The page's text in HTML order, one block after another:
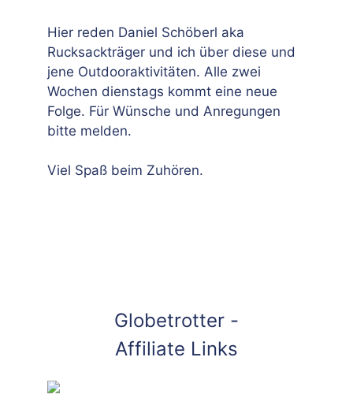
Hier reden Daniel Schöberl aka
Rucksackträger und ich über diese und
jene Outdooraktivitäten. Alle zwei
Wochen dienstags kommt eine neue
Folge. Für Wünsche und Anregungen
bitte melden.
Viel Spaß beim Zuhören.
Globetrotter -
Affiliate Links